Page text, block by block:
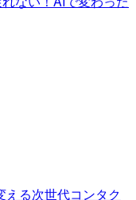
える次世代コンタク